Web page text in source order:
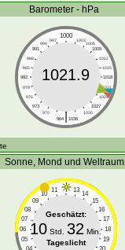
Barometer - hPa
1000
997 1003
994
1006
991
1009
988
1012
985
1015
982
1018
979
1021
976
1024
973
1027
970
1030
|
964 1036
1021.9
Sonne, Mond und Weltraum
11 13
10
14
09
15
08
16
07
17
06
18
05
19
Geschätzt:
10 Std. 32 Min.
Tageslicht